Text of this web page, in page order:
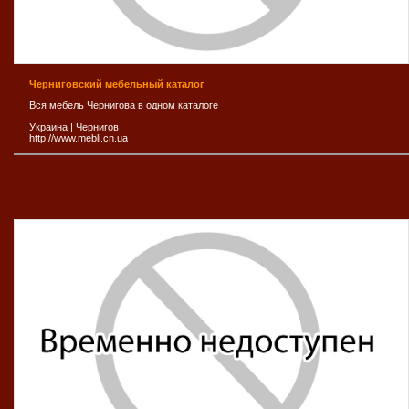
Черниговский мебельный каталог
Вся мебель Чернигова в одном каталоге
Украина | Чернигов
http://www.mebli.cn.ua